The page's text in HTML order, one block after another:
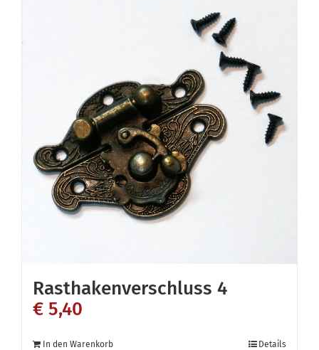
Rasthakenverschluss 4
€ 5,40
In den Warenkorb Details